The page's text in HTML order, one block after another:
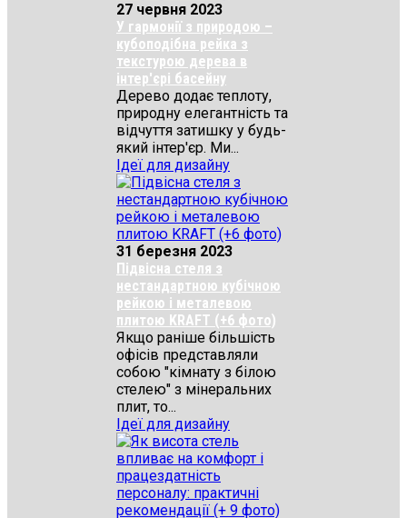
27 червня 2023
У гармонії з природою –
кубоподібна рейка з
текстурою дерева в
інтер'єрі басейну
Дерево додає теплоту,
природну елегантність та
відчуття затишку у будь-
який інтер'єр. Ми...
Ідеї для дизайну
31 березня 2023
Підвісна стеля з
нестандартною кубічною
рейкою і металевою
плитою KRAFT (+6 фото)
Якщо раніше більшість
офісів представляли
собою "кімнату з білою
стелею" з мінеральних
плит, то...
Ідеї для дизайну